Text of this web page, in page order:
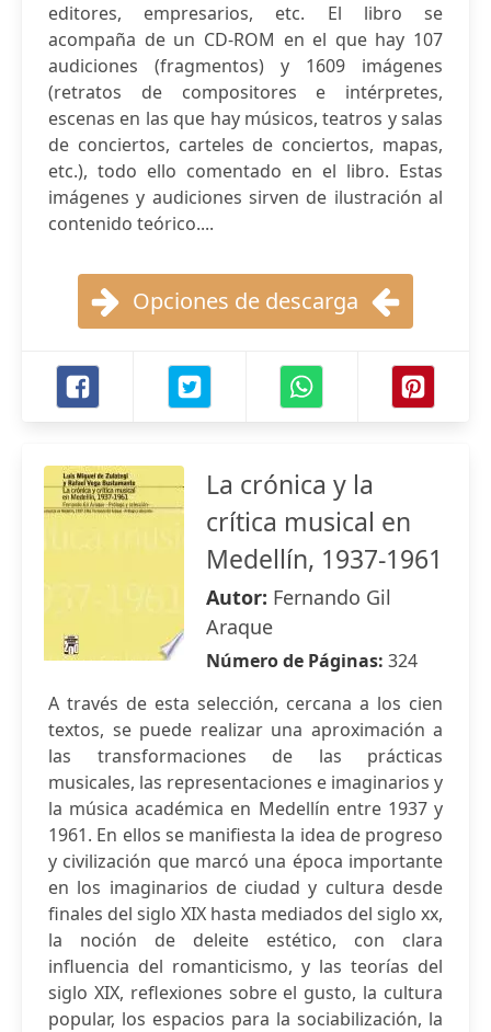
editores, empresarios, etc. El libro se
acompaña de un CD-ROM en el que hay 107
audiciones (fragmentos) y 1609 imágenes
(retratos de compositores e intérpretes,
escenas en las que hay músicos, teatros y salas
de conciertos, carteles de conciertos, mapas,
etc.), todo ello comentado en el libro. Estas
imágenes y audiciones sirven de ilustración al
contenido teórico....
Opciones de descarga
La crónica y la
crítica musical en
Medellín, 1937-1961
Autor: Fernando Gil
Araque
Número de Páginas: 324
A través de esta selección, cercana a los cien
textos, se puede realizar una aproximación a
las transformaciones de las prácticas
musicales, las representaciones e imaginarios y
la música académica en Medellín entre 1937 y
1961. En ellos se manifiesta la idea de progreso
y civilización que marcó una época importante
en los imaginarios de ciudad y cultura desde
finales del siglo XIX hasta mediados del siglo xx,
la noción de deleite estético, con clara
influencia del romanticismo, y las teorías del
siglo XIX, reflexiones sobre el gusto, la cultura
popular, los espacios para la sociabilización, la